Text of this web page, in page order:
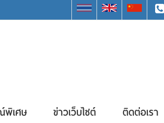
เศษ ข่าวเว็บไซต์ ติดต่อเรา